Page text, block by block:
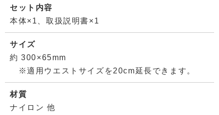
セット内容
本体×1、取扱説明書×1
サイズ
約 300×65mm
※適用ウエストサイズを20cm延長できます。
材質
ナイロン 他